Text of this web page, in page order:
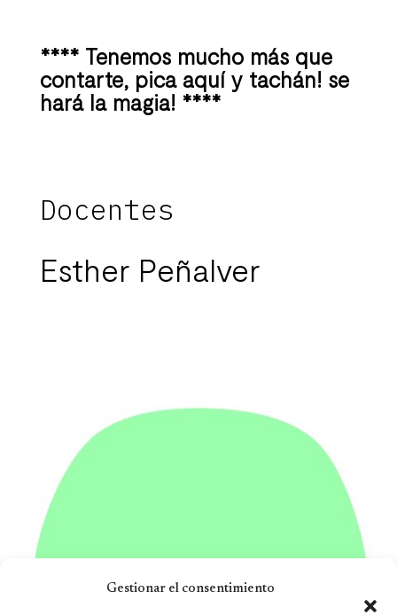
Gestionar el consentimiento
**** Tenemos mucho más que
contarte, pica aquí y tachán! se
hará la magia! ****
Docentes
Esther Peñalver